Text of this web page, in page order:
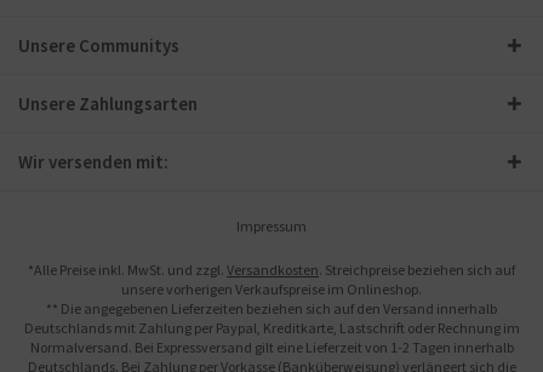
Unsere Communitys
Unsere Zahlungsarten
Wir versenden mit:
Impressum
*Alle Preise inkl. MwSt. und zzgl. Versandkosten. Streichpreise beziehen sich auf
unsere vorherigen Verkaufspreise im Onlineshop.
** Die angegebenen Lieferzeiten beziehen sich auf den Versand innerhalb
Deutschlands mit Zahlung per Paypal, Kreditkarte, Lastschrift oder Rechnung im
Normalversand. Bei Expressversand gilt eine Lieferzeit von 1-2 Tagen innerhalb
Deutschlands. Bei Zahlung per Vorkasse (Banküberweisung) verlängert sich die